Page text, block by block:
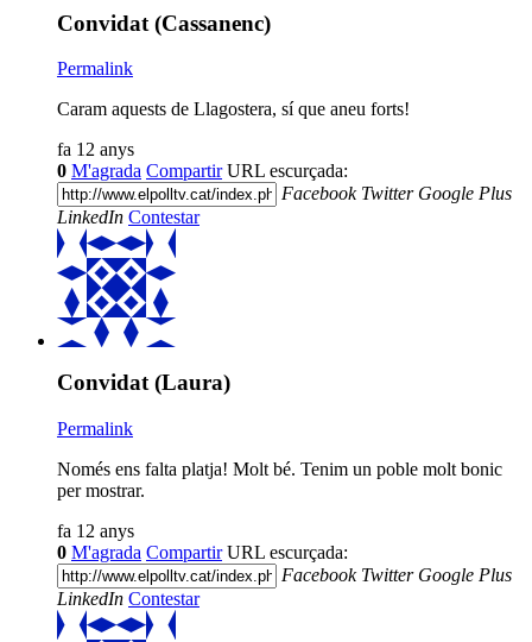
Convidat (Cassanenc)
Permalink
Caram aquests de Llagostera, sí que aneu forts!
fa 12 anys
0 M'agrada Compartir URL escurçada:
Facebook Twitter Google Plus
LinkedIn Contestar
Convidat (Laura)
Permalink
Només ens falta platja! Molt bé. Tenim un poble molt bonic
per mostrar.
fa 12 anys
0 M'agrada Compartir URL escurçada:
Facebook Twitter Google Plus
LinkedIn Contestar